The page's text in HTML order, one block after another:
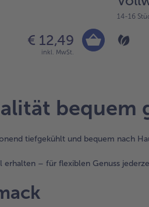
€ 12,49
inkl. MwSt.
14-16
bequem
tiefgekühlt und bequem nach
– für flexiblen Genuss